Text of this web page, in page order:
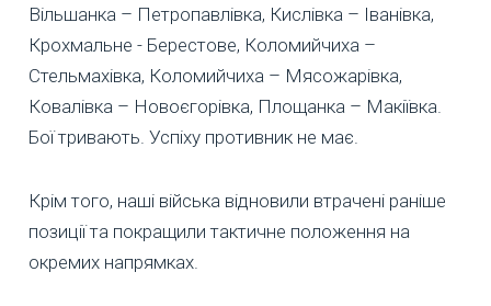
Вільшанка – Петропавлівка, Кислівка – Іванівка,
Крохмальне - Берестове, Коломийчиха –
Стельмахівка, Коломийчиха – Мясожарівка,
Ковалівка – Новоєгорівка, Площанка – Макіївка.
Бої тривають. Успіху противник не має.
Крім того, наші війська відновили втрачені раніше
позиції та покращили тактичне положення на
окремих напрямках.